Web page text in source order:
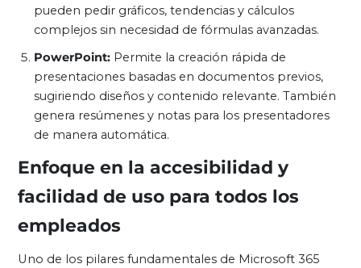
pueden pedir gráficos, tendencias y cálculos
complejos sin necesidad de fórmulas avanzadas.
PowerPoint:Permite la creación rápida de
presentaciones basadas en documentos previos,
sugiriendo diseños y contenido relevante. También
genera resúmenes y notas para los presentadores
de manera automática.
Enfoque en la accesibilidad y
facilidad de uso para todos los
empleados
Uno de los pilares fundamentales de Microsoft 365